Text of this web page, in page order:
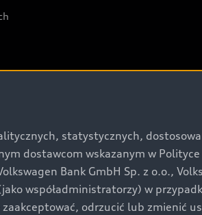
statystycznych,
dostawcom wskazanym w
Bank GmbH Sp. z o.o.,
współadministratorzy) w
odrzucić lub zmienić